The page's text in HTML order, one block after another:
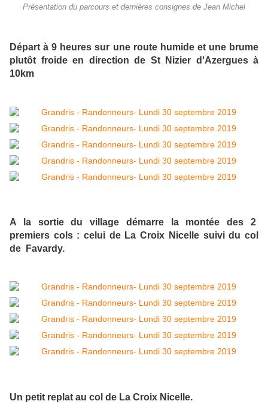
Présentation du parcours et dernières consignes de Jean Michel
Départ à 9 heures sur une route humide et une brume
plutôt froide en direction de St Nizier d'Azergues à
10km
A la sortie du village démarre la montée des 2
premiers cols : celui de La Croix Nicelle suivi du col
de Favardy.
Un petit replat au col de La Croix Nicelle.